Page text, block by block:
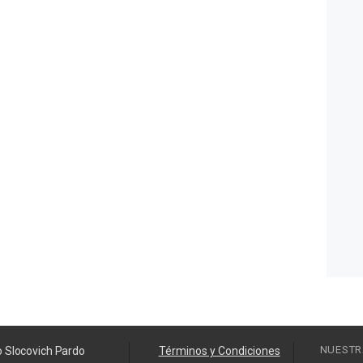
Slocovich Pardo Términos y Condiciones